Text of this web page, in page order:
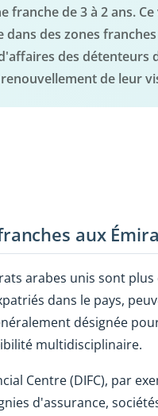
franche de 3 à 2 ans.
des zones
des détenteurs
de leur
aux
arabes unis sont
dans le pays,
désignée
multidisciplinaire.
Centre (DIFC), par
d'assurance,